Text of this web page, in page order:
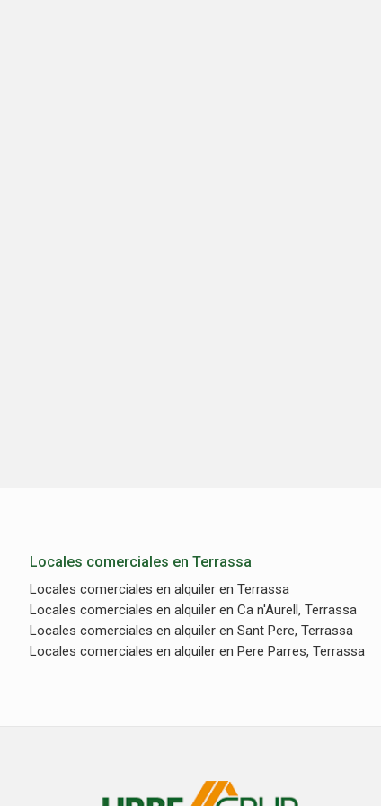
Locales comerciales en Terrassa
Locales comerciales en alquiler en Terrassa
Locales comerciales en alquiler en Ca n'Aurell, Terrassa
Locales comerciales en alquiler en Sant Pere, Terrassa
Locales comerciales en alquiler en Pere Parres, Terrassa